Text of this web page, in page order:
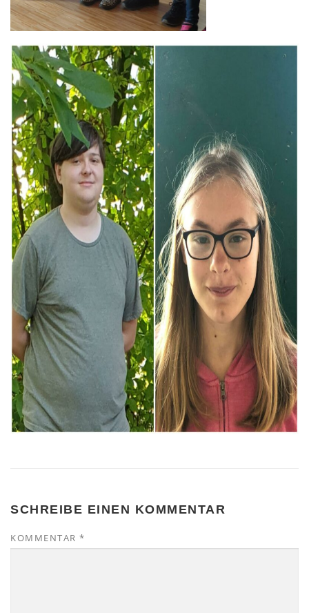
SCHREIBE EINEN KOMMENTAR
KOMMENTAR *